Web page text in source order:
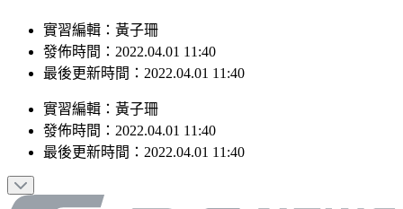
實習編輯：黃子珊
發佈時間：2022.04.01 11:40
最後更新時間：2022.04.01 11:40
實習編輯 ： 黃子珊
發佈時間： 2022.04.01 11:40
最後更新時間： 2022.04.01 11:40